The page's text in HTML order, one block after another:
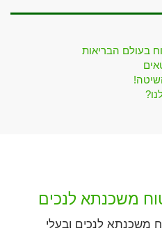
בעולם הבריאות
משכנתא לנכים
משכנתא לנכים ובעלי